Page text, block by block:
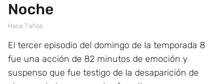
Noche
hace 7 años
El tercer episodio del domingo de la temporada 8
fue una acción de 82 minutos de emoción y
suspenso que fue testigo de la desaparición de